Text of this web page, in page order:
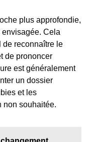
plus approfondie,
envisagée. Cela
de reconnaître le
de prononcer
est généralement
un dossier
et les
non souhaitée.